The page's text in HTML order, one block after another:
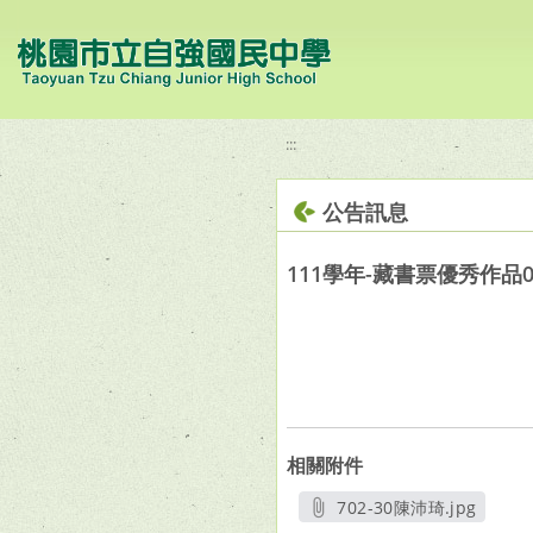
:::
公告訊息
111學年-藏書票優秀作品
相關附件
702-30陳沛琦.jpg